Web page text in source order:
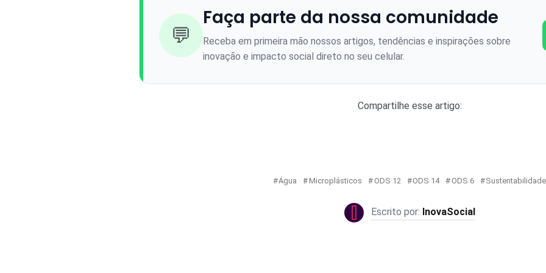
💬
Faça parte da nossa comunidade
Receba em primeira mão nossos artigos, tendências e inspirações sobre
inovação e impacto social direto no seu celular.
Compartilhe esse artigo:
Água Microplásticos ODS 12 ODS 14 ODS 6 Sustentabilidade
InovaSocial